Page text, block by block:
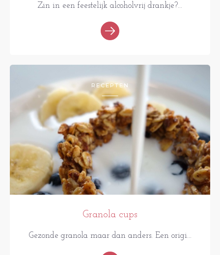
Zin in een feestelijk alcoholvrij drankje?...
RECEPTEN
Granola cups
Gezonde granola maar dan anders. Een origi...